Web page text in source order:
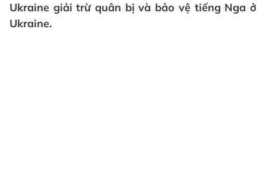
Ukraine giải trừ quân bị và bảo vệ tiếng Nga ở
Ukraine.